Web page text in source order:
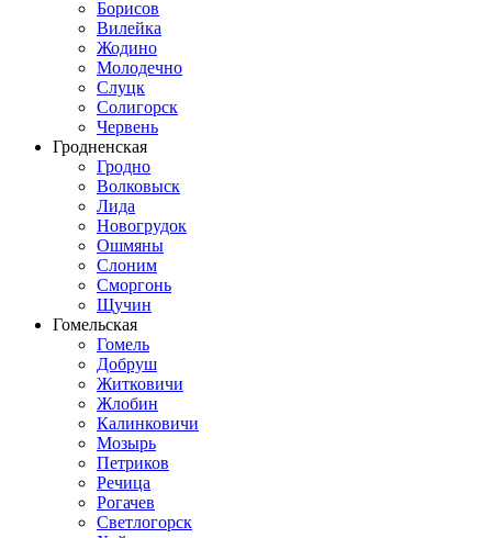
Борисов
Вилейка
Жодино
Молодечно
Слуцк
Солигорск
Червень
Гродненская
Гродно
Волковыск
Лида
Новогрудок
Ошмяны
Слоним
Сморгонь
Щучин
Гомельская
Гомель
Добруш
Житковичи
Жлобин
Калинковичи
Мозырь
Петриков
Речица
Рогачев
Светлогорск